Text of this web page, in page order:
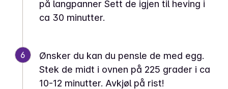
på langpanner Sett de igjen til heving i
ca 30 minutter.
6
Ønsker du kan du pensle de med egg.
Stek de midt i ovnen på 225 grader i ca
10-12 minutter. Avkjøl på rist!